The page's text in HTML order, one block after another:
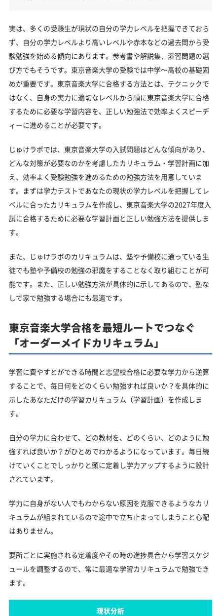
実は、多くの受験生が現状の自分の学力レベルを把握できておら
ず、自分の学力レベルより高いレベルや赤本などの過去問から受
験勉強を始める傾向にあります。参考書や解説集、演習問題の選
び方でもそうです。東京音楽大学の受験では中学～高校の基礎固
めが重要です。東京音楽大学に合格する方法とは、テクニックで
はなく、自身の実力に適切なレベルから順に東京音楽大学に合格
するために必要な学習内容を、正しい勉強法で効率よくスピーデ
ィーに進めることが必要です。
じゅけラボでは、東京音楽大学の入試問題はどんな傾向があり、
どんな対策が必要なのかを考慮したカリキュラム・学習計画に加
え、効率よく受験勉強を進めるための勉強方法を用意していま
す。まずは学力テストであなたの現状の学力レベルを把握してレ
ベルに合ったカリキュラムを作成し、東京音楽大学の2027年度入
試に合格するために必要な学習計画と正しい勉強方法を提供しま
す。
また、じゅけラボのカリキュラムは、塾や予備校に通っている生
徒でも塾や予備校の勉強の邪魔をすることなく取り組むことが可
能です。また、正しい勉強方法が具体的に示してあるので、塾な
しで家で勉強する場合にも最適です。
東京音楽大学合格を最短ルートでつなぐ
「オーダーメイドカリキュラム」
学習に費やすとができる時間と志望校合格に必要な学力から逆算
することで、毎日何をどのくらい勉強すれば良いか？を具体的に
示したあなただけの学習カリキュラム（学習計画）を作成しま
す。
自分の学力に合わせて、どの教材を、どのくらい、どのように勉
強すれば良いか？がひとめでわかるようになっています。毎日続
けていくことでしっかりと頭に定着し学力アップするように設計
されています。
学力に自身がない人でもわからない原因を克服できるようなカリ
キュラムが組まれているので途中で立ち止まってしまうこと心配
はありません。
要所ごとに実施される定着度やその時の進捗具合から学習スケジ
ュールを調整するので、常に最適な学習カリキュラムで勉強でき
ます。
現状分析